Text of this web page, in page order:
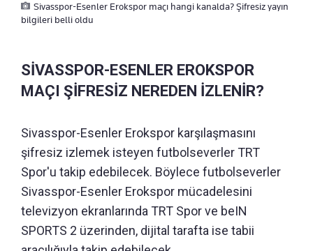
Sivasspor-Esenler Erokspor maçı hangi kanalda? Şifresiz yayın
bilgileri belli oldu
SİVASSPOR-ESENLER EROKSPOR
MAÇI ŞİFRESİZ NEREDEN İZLENİR?
Sivasspor-Esenler Erokspor karşılaşmasını
şifresiz izlemek isteyen futbolseverler TRT
Spor'u takip edebilecek. Böylece futbolseverler
Sivasspor-Esenler Erokspor mücadelesini
televizyon ekranlarında TRT Spor ve beIN
SPORTS 2 üzerinden, dijital tarafta ise tabii